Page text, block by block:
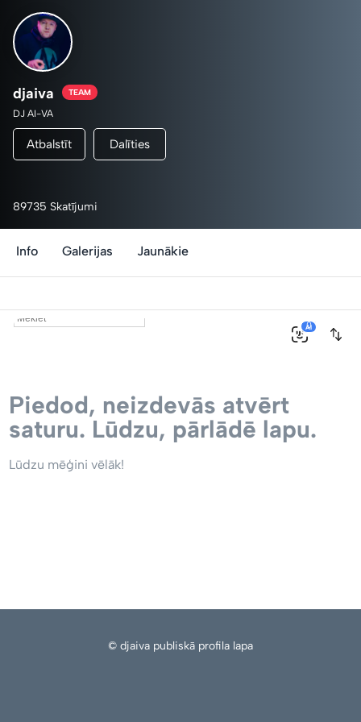
djaiva TEAM
DJ AI-VA
Atbalstīt Dalīties
89735 Skatījumi
Info Galerijas Jaunākie
0
AI
Piedod, neizdevās atvērt
saturu. Lūdzu, pārlādē lapu.
Lūdzu mēģini vēlāk!
© djaiva publiskā profila lapa